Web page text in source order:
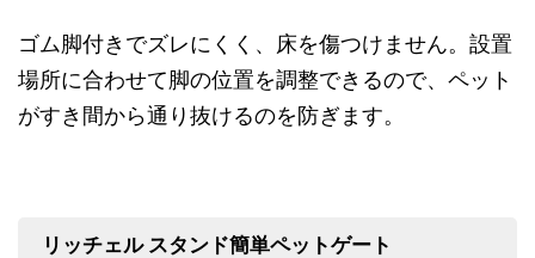
ゴム脚付きでズレにくく、床を傷つけません。設置
場所に合わせて脚の位置を調整できるので、ペット
がすき間から通り抜けるのを防ぎます。
リッチェル スタンド簡単ペットゲート